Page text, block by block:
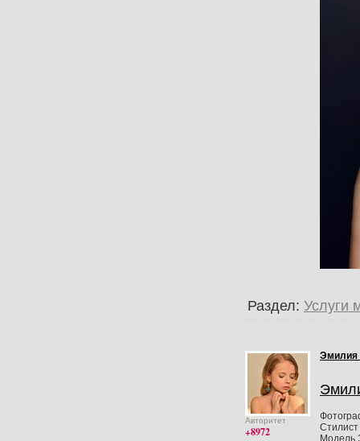
Раздел: Услуги
Авторитет
+8972
Эмилия
Стилист
Модель